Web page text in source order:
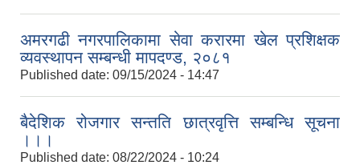
अमरगढी नगरपालिकामा सेवा करारमा खेल प्रशिक्षक
व्यवस्थापन सम्बन्धी मापदण्ड, २०८१
Published date: 09/15/2024 - 14:47
बैदेशिक रोजगार सन्तति छात्रवृत्ति सम्बन्धि सूचना
।।।
Published date: 08/22/2024 - 10:24